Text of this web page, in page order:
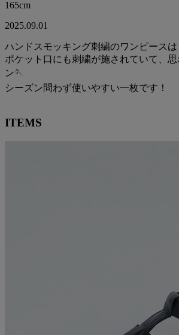
165cm
2025.09.01
ハンドスモッキング刺繍のワンピースは
ポケット口にも刺繍が施されていて、
ン🪡
シーズン問わず使いやすい一枚です！
ITEMS